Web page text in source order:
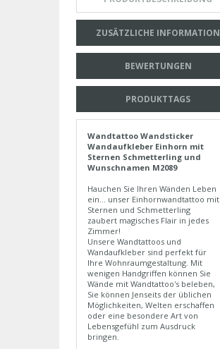
ZUSÄTZLICHE INFORMATION
BEWERTUNGEN
PRODUKTTAGS
Wandtattoo Wandsticker
Wandaufkleber Einhorn mit
Sternen Schmetterling und
Wunschnamen M2089
Hauchen Sie Ihren Wänden Leben
ein... unser Einhornwandtattoo mit
Sternen und Schmetterling
zaubert magisches Flair in jedes
Zimmer!
Unsere Wandtattoos und
Wandaufkleber sind perfekt für
Ihre Wohnraumgestaltung. Mit
wenigen Handgriffen können Sie
Wände mit Wandtattoo's beleben,
Sie können Jenseits der üblichen
Möglichkeiten, Welten erschaffen
oder eine besondere Art von
Lebensgefühl zum Ausdruck
bringen.